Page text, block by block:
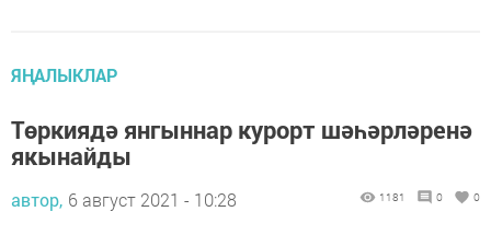
ЯҢАЛЫКЛАР
Төркиядә янгыннар курорт шәһәрләренә
якынайды
автор, 6 август 2021 - 10:28 1181 0 0